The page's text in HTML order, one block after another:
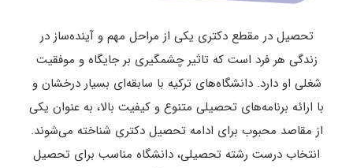
تحصیل در مقطع دکتری یکی از مراحل مهم و آینده‌ساز در
زندگی هر فرد است که تاثیر چشمگیری بر جایگاه و موفقیت
شغلی او دارد. دانشگاه‌های ترکیه با سابقه‌ای بسیار درخشان و
با ارائه برنامه‌های تحصیلی متنوع و کیفیت بالا، به عنوان یکی
از مقاصد محبوب برای ادامه تحصیل دکتری شناخته می‌شوند.
انتخاب درست رشته تحصیلی، دانشگاه مناسب برای تحصیل